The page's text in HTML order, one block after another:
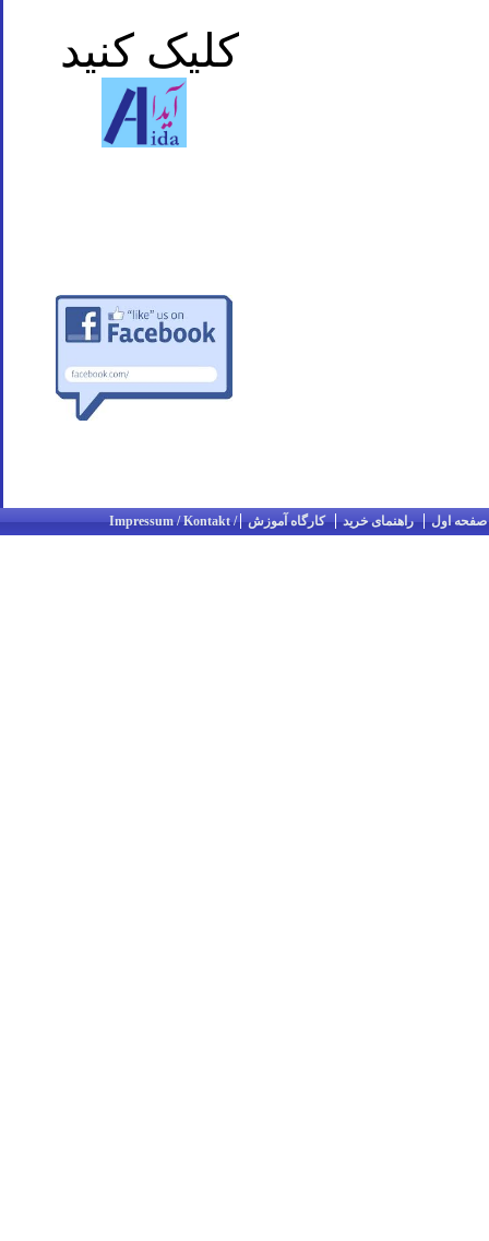
کلیک کنید
صفحه اول راهنمای خرید کارگاه آموزش